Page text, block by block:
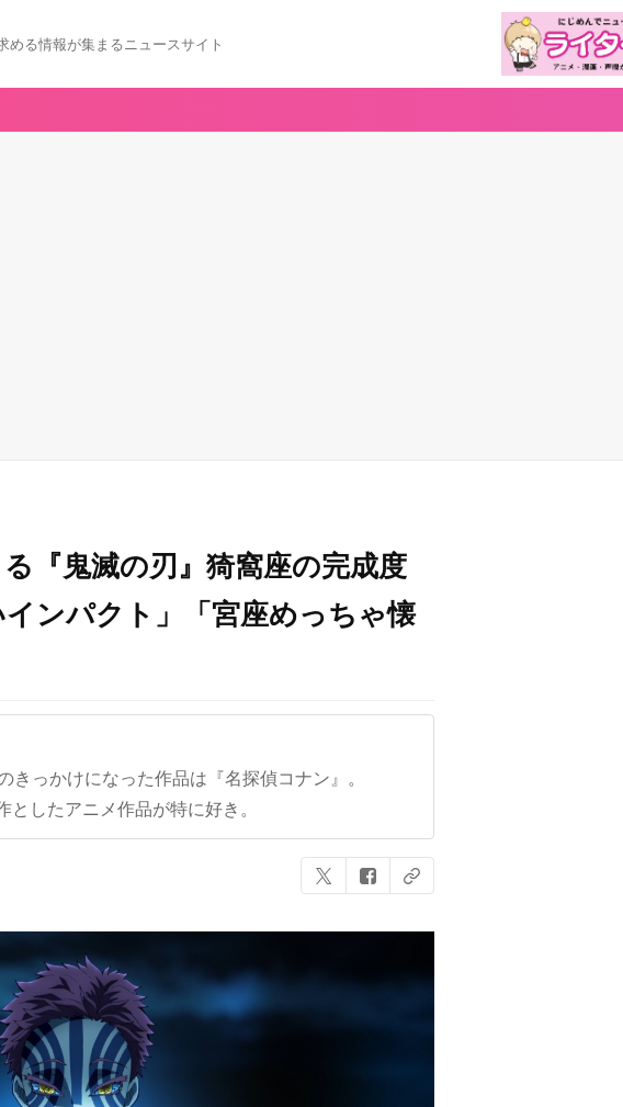
める情報が集まるニュースサイト
『鬼滅の刃』猗窩座の完成度
ンパクト」「宮座めっちゃ懐
きっかけになった作品は『名探偵コナン』。
したアニメ作品が特に好き。